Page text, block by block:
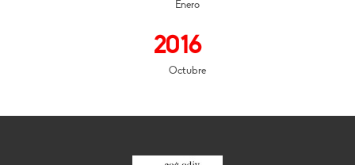
Enero
2016
Octubre